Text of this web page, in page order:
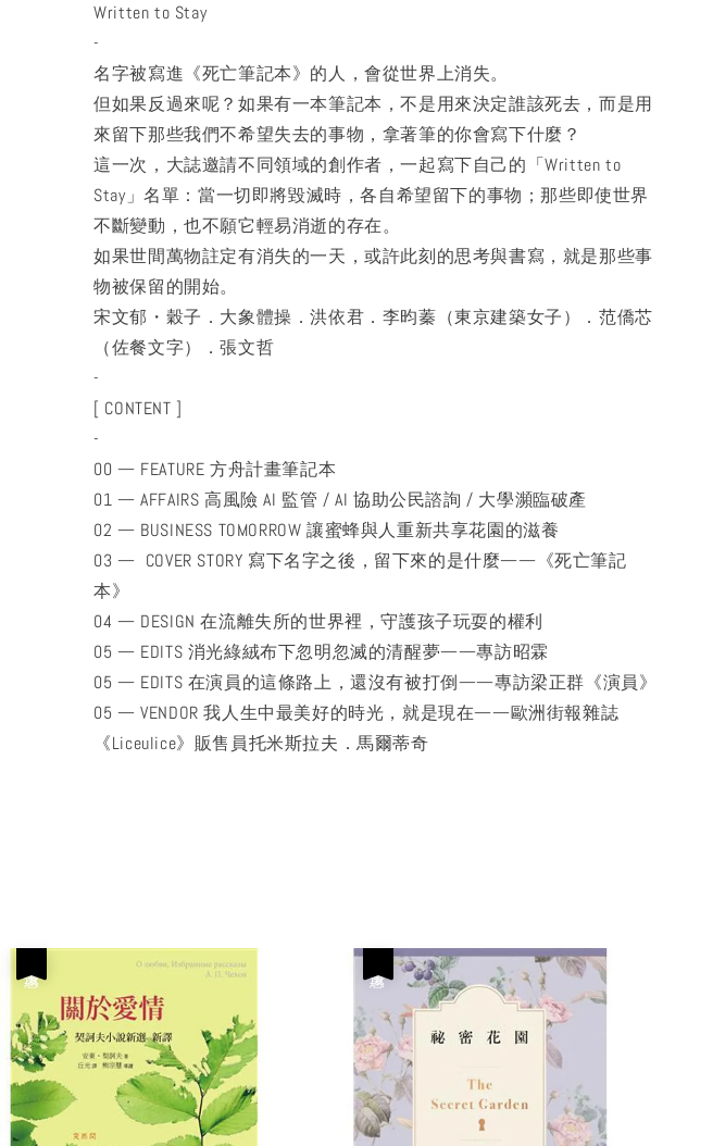
Written to Stay
-
名字被寫進《死亡筆記本》的人，會從世界上消失。
但如果反過來呢？如果有一本筆記本，不是用來決定誰該死去，而是用
來留下那些我們不希望失去的事物，拿著筆的你會寫下什麼？
這一次，大誌邀請不同領域的創作者，一起寫下自己的「Written to
Stay」名單：當一切即將毀滅時，各自希望留下的事物；那些即使世界
不斷變動，也不願它輕易消逝的存在。
如果世間萬物註定有消失的一天，或許此刻的思考與書寫，就是那些事
物被保留的開始。
宋文郁・穀子．大象體操．洪依君．李昀蓁（東京建築女子）．范僑芯
（佐餐文字）．張文哲
-
[ CONTENT ]
-
00 — FEATURE 方舟計畫筆記本
01 — AFFAIRS 高風險 AI 監管 / AI 協助公民諮詢 / 大學瀕臨破產
02 — BUSINESS TOMORROW 讓蜜蜂與人重新共享花園的滋養
03 — COVER STORY 寫下名字之後，留下來的是什麼——《死亡筆記
本》
04 — DESIGN 在流離失所的世界裡，守護孩子玩耍的權利
05 — EDITS 消光綠絨布下忽明忽滅的清醒夢——專訪昭霖
05 — EDITS 在演員的這條路上，還沒有被打倒——專訪梁正群《演員》
05 — VENDOR 我人生中最美好的時光，就是現在——歐洲街報雜誌
《Liceulice》販售員托米斯拉夫．馬爾蒂奇